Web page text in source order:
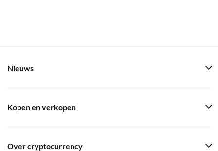
Nieuws
Kopen en verkopen
Over cryptocurrency